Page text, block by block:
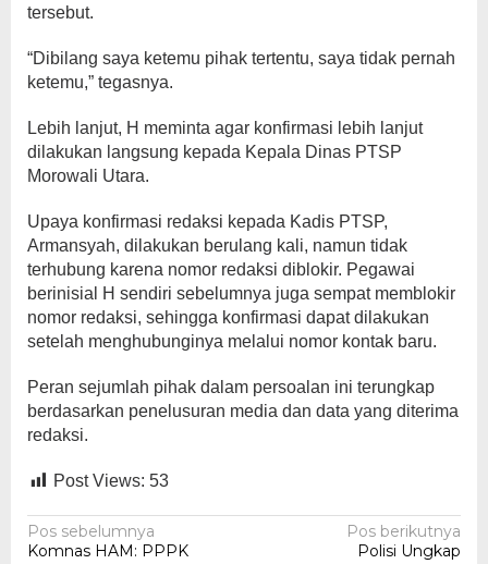
tersebut.
“Dibilang saya ketemu pihak tertentu, saya tidak pernah
ketemu,” tegasnya.
Lebih lanjut, H meminta agar konfirmasi lebih lanjut
dilakukan langsung kepada Kepala Dinas PTSP
Morowali Utara.
Upaya konfirmasi redaksi kepada Kadis PTSP,
Armansyah, dilakukan berulang kali, namun tidak
terhubung karena nomor redaksi diblokir. Pegawai
berinisial H sendiri sebelumnya juga sempat memblokir
nomor redaksi, sehingga konfirmasi dapat dilakukan
setelah menghubunginya melalui nomor kontak baru.
Peran sejumlah pihak dalam persoalan ini terungkap
berdasarkan penelusuran media dan data yang diterima
redaksi.
Post Views: 53
Navigasi
Pos sebelumnya
Komnas HAM: PPPK
Pos berikutnya
Polisi Ungkap